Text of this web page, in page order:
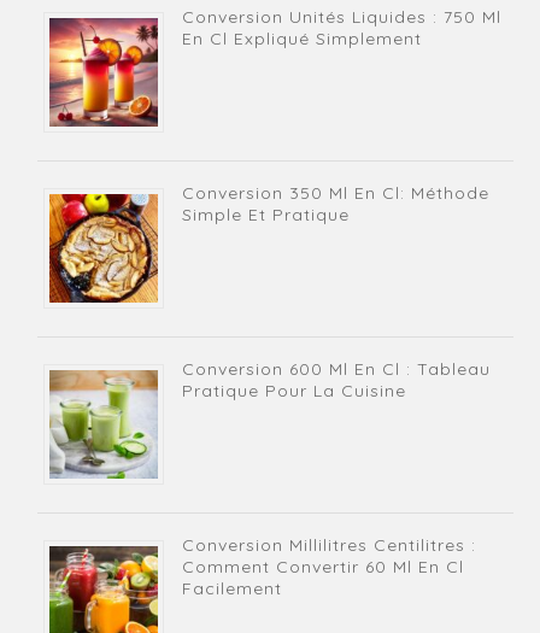
Conversion Unités Liquides : 750 Ml
En Cl Expliqué Simplement
Conversion 350 Ml En Cl: Méthode
Simple Et Pratique
Conversion 600 Ml En Cl : Tableau
Pratique Pour La Cuisine
Conversion Millilitres Centilitres :
Comment Convertir 60 Ml En Cl
Facilement